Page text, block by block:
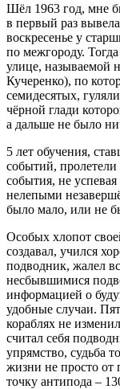
Шёл 1963 год, мне
в первый раз
воскресенье у
по межгороду.
улице, называемой
Кучеренко), по
семидесятых,
чёрной глади
а дальше не было
5 лет обучения,
событий, пролетели
события, не
нелепыми
было мало, или не
Особых хлопот
создавал, учился
подводник, жалел
несбывшимися
информацией о
удобные случаи.
кораблях не
считал себя
упрямство, судьба
жизни не просто от
точку антипода –